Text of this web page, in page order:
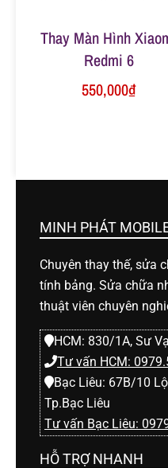
Thay Màn Hình
Redmi 6
550,000₫
MINH PHÁT
Chuyên thay thế, sửa
tính bảng. Sửa chữa
thuật viên chuyên
HCM: 830/1A, Sư
Tư vấn HCM:
Bạc Liêu: 67B/10
Tp.Bạc Liêu
Tư vấn Bạc Liêu:
HỖ TRỢ NHANH